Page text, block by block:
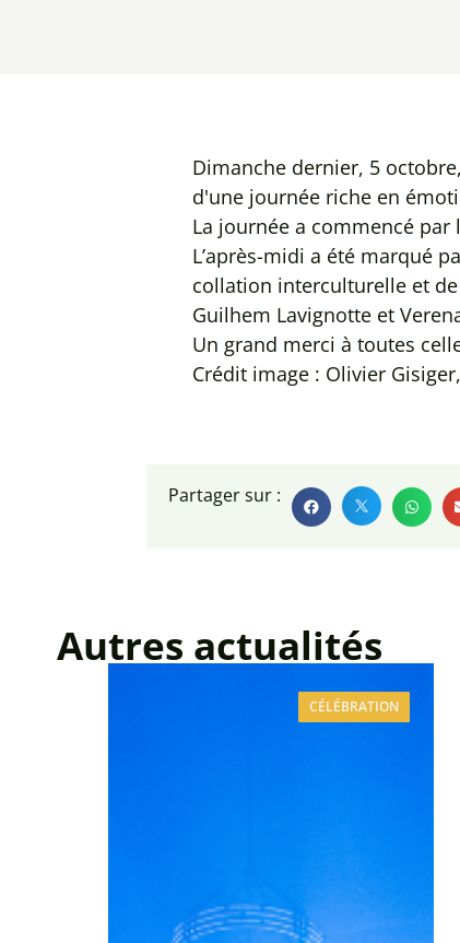
Dimanche dernier, 5
d'une journée riche en
La journée a commencé
L’après-midi a été marqué
collation interculturelle et de
Guilhem Lavignotte et
Un grand merci à toutes
Crédit image : Olivier
Partager sur :
Autres actualités
CÉLÉBRATION